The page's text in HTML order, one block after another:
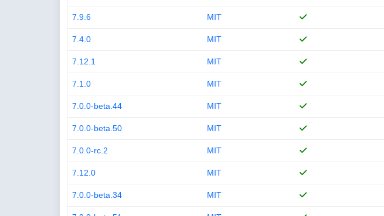
7.9.6 MIT
7.4.0 MIT
7.12.1 MIT
7.1.0 MIT
7.0.0-beta.44 MIT
7.0.0-beta.50 MIT
7.0.0-rc.2 MIT
7.12.0 MIT
7.0.0-beta.34 MIT